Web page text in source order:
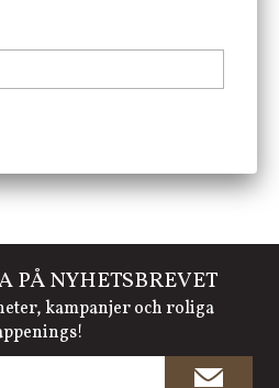
@JBHOME
PÅ NYHETSBREVET
kampanjer och roliga